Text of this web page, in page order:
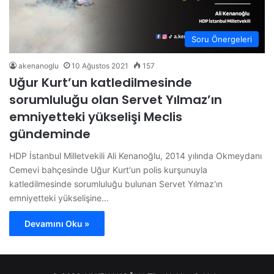
Soru Önergeleri
akenanoglu 10 Ağustos 2021 157
Uğur Kurt’un katledilmesinde
sorumluluğu olan Servet Yılmaz’ın
emniyetteki yükselişi Meclis
gündeminde
HDP İstanbul Milletvekili Ali Kenanoğlu, 2014 yılında Okmeydanı
Cemevi bahçesinde Uğur Kurt'un polis kurşunuyla
katledilmesinde sorumluluğu bulunan Servet Yılmaz'ın
emniyetteki yükselişine…
Devamını Oku »